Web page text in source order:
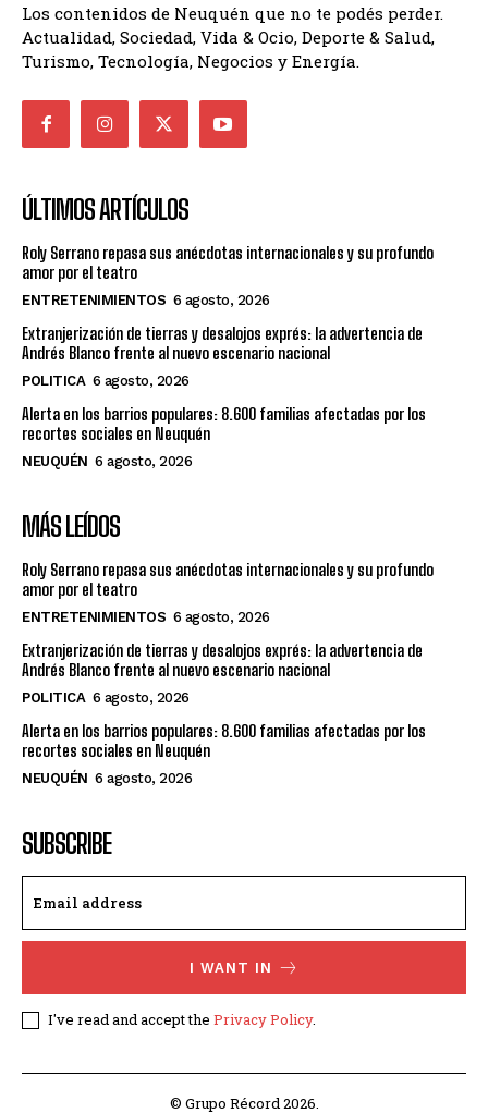
Los contenidos de Neuquén que no te podés perder.
Actualidad, Sociedad, Vida & Ocio, Deporte & Salud,
Turismo, Tecnología, Negocios y Energía.
ÚLTIMOS ARTÍCULOS
Roly Serrano repasa sus anécdotas internacionales y su profundo
amor por el teatro
ENTRETENIMIENTOS 6 agosto, 2026
Extranjerización de tierras y desalojos exprés: la advertencia de
Andrés Blanco frente al nuevo escenario nacional
POLITICA 6 agosto, 2026
Alerta en los barrios populares: 8.600 familias afectadas por los
recortes sociales en Neuquén
NEUQUÉN 6 agosto, 2026
MÁS LEÍDOS
Roly Serrano repasa sus anécdotas internacionales y su profundo
amor por el teatro
ENTRETENIMIENTOS 6 agosto, 2026
Extranjerización de tierras y desalojos exprés: la advertencia de
Andrés Blanco frente al nuevo escenario nacional
POLITICA 6 agosto, 2026
Alerta en los barrios populares: 8.600 familias afectadas por los
recortes sociales en Neuquén
NEUQUÉN 6 agosto, 2026
SUBSCRIBE
I WANT IN
I've read and accept the Privacy Policy.
© Grupo Récord 2026.